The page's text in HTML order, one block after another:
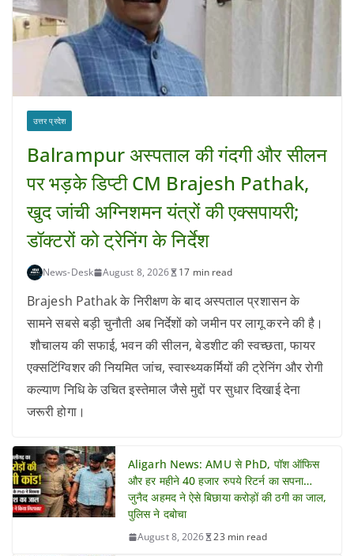
उत्तर प्रदेश
Balrampur अस्पताल की गंदगी और सीलन
पर भड़के डिप्टी CM Brajesh Pathak,
खुद जांची अग्निशमन यंत्रों की एक्सपायरी;
डॉक्टरों को ट्रेनिंग के निर्देश
News-Desk August 8, 2026 17 min read
Brajesh Pathak के निरीक्षण के बाद अस्पताल प्रशासन के
सामने सबसे बड़ी चुनौती अब निर्देशों को जमीन पर लागू करने की है।
शौचालय की सफाई, भवन की सीलन, बेडशीट की स्वच्छता, फायर
एक्सटिंग्विशर की नियमित जांच, स्वास्थ्यकर्मियों की ट्रेनिंग और रोगी
कल्याण निधि के उचित इस्तेमाल जैसे मुद्दों पर सुधार दिखाई देना
जरूरी होगा।
Aligarh News: AMU से PhD, पॉश ऑफिस
और हर महीने 40 हजार रुपये रिटर्न का सपना…
जुनैद अहमद ने ऐसे बिछाया करोड़ों की ठगी का जाल,
पुलिस ने दबोचा
August 8, 2026 23 min read